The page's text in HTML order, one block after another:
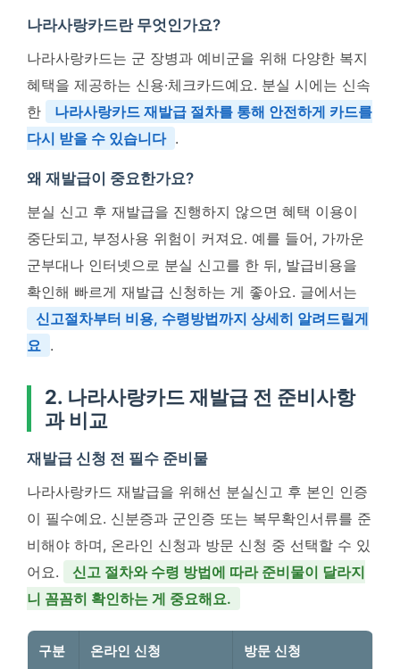
나라사랑카드란 무엇인가요?
나라사랑카드는 군 장병과 예비군을 위해 다양한 복지
혜택을 제공하는 신용·체크카드예요. 분실 시에는 신속
한
나라사랑카드 재발급 절차를 통해 안전하게 카드를
다시 받을 수 있습니다 .
왜 재발급이 중요한가요?
분실 신고 후 재발급을 진행하지 않으면 혜택 이용이
중단되고, 부정사용 위험이 커져요. 예를 들어, 가까운
군부대나 인터넷으로 분실 신고를 한 뒤, 발급비용을
확인해 빠르게 재발급 신청하는 게 좋아요. 글에서는
신고절차부터 비용, 수령방법까지 상세히 알려드릴게
요
.
2. 나라사랑카드 재발급 전 준비사항
과 비교
재발급 신청 전 필수 준비물
나라사랑카드 재발급을 위해선 분실신고 후 본인 인증
이 필수예요. 신분증과 군인증 또는 복무확인서류를 준
비해야 하며, 온라인 신청과 방문 신청 중 선택할 수 있
어요.
신고 절차와 수령 방법에 따라 준비물이 달라지
니 꼼꼼히 확인하는 게 중요해요.
구분 온라인 신청 방문 신청